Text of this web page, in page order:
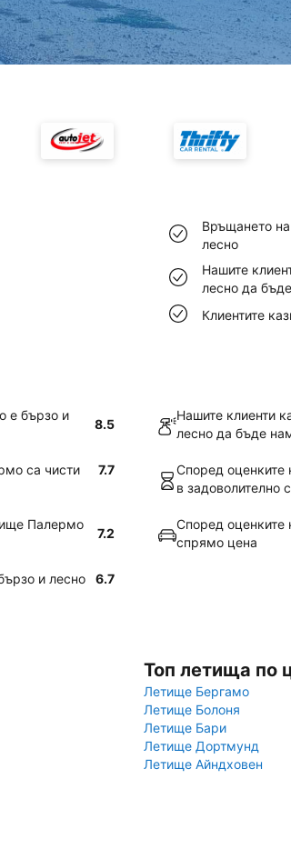
Връщането
лесно
Нашите
лесно да
Клиентите
е бързо и
8.5
Нашите клиенти
лесно да бъде
са чисти 7.7
Според оценките
в задоволително
Палермо
7.2
Според оценките
спрямо цена
и лесно 6.7
Топ летища по
Летище Бергамо
Летище Болоня
Летище Бари
Летище Дортмунд
Летище Айндховен